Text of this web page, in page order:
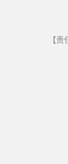
【责